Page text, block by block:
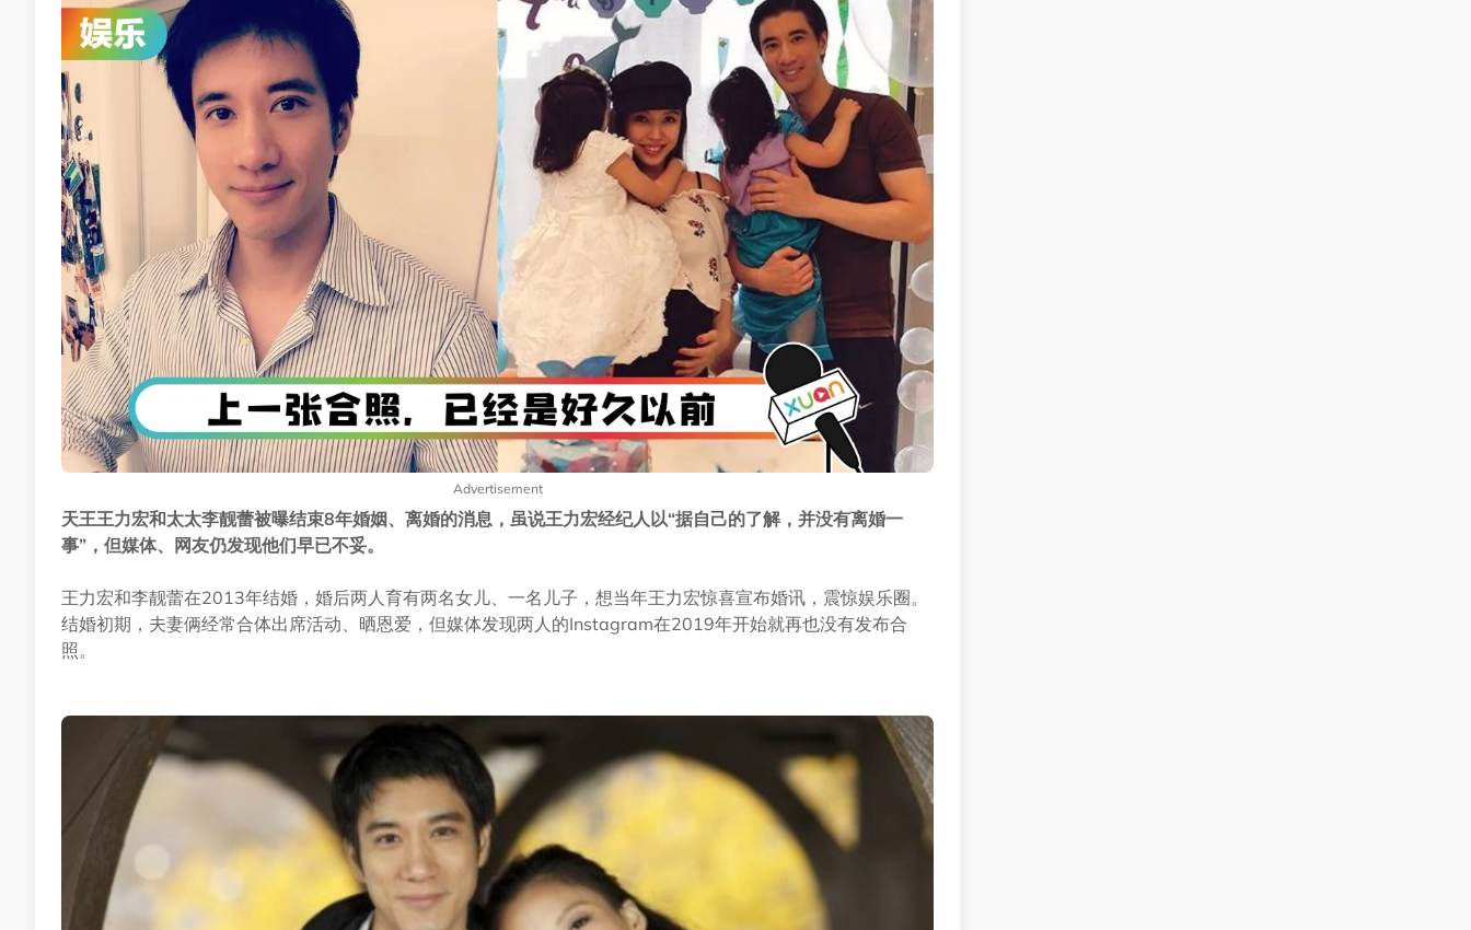
Advertisement
天王王力宏和太太李靓蕾被曝结束8年婚姻、离婚的消息，虽说王力宏经纪人以“据自己的了解，并没有离婚一
事”，但媒体、网友仍发现他们早已不妥。
王力宏和李靓蕾在2013年结婚，婚后两人育有两名女儿、一名儿子，想当年王力宏惊喜宣布婚讯，震惊娱乐圈。
结婚初期，夫妻俩经常合体出席活动、晒恩爱，但媒体发现两人的Instagram在2019年开始就再也没有发布合
照。